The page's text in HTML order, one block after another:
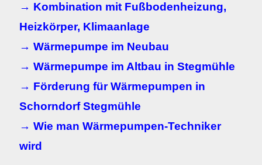
→ Kombination mit Fußbodenheizung,
Heizkörper, Klimaanlage
→ Wärmepumpe im Neubau
→ Wärmepumpe im Altbau in Stegmühle
→ Förderung für Wärmepumpen in
Schorndorf Stegmühle
→ Wie man Wärmepumpen-Techniker
wird